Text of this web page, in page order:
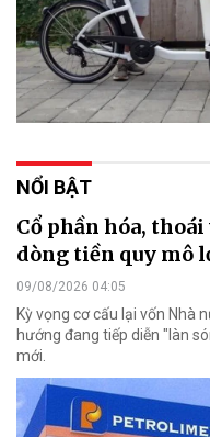
NỔI BẬT
Cổ phần hóa,
dòng tiền quy mô
09/08/2026 04:05
Kỳ vọng cơ cấu lại vốn Nhà
hướng đang tiếp diễn "làn
mới.